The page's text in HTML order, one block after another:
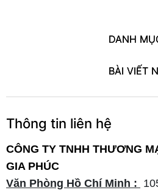
DANH
BÀI VIẾT
Thông tin liên hệ
CÔNG TY TNHH THƯƠNG
GIA PHÚC
Văn Phòng Hồ Chí Minh :